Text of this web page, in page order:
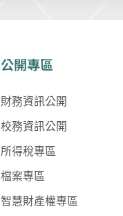
公開專區
財務資訊公開
校務資訊公開
所得稅專區
檔案專區
智慧財產權專區